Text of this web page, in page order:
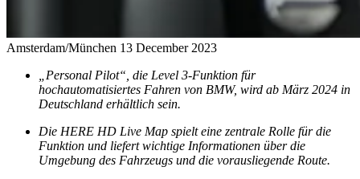
Amsterdam/München 13 December 2023
„Personal Pilot“, die Level 3-Funktion für
hochautomatisiertes Fahren von BMW, wird ab März 2024 in
Deutschland erhältlich sein.
Die HERE HD Live Map spielt eine zentrale Rolle für die
Funktion und liefert wichtige Informationen über die
Umgebung des Fahrzeugs und die vorausliegende Route.